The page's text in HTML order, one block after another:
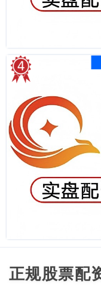
正规股票配